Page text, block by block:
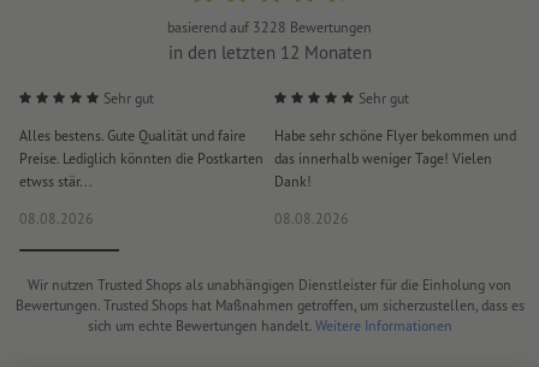
basierend auf 3228 Bewertungen
in den letzten 12 Monaten
Sehr gut
Alles bestens. Gute Qualität und faire
Preise. Lediglich könnten die Postkarten
etwss stär...
08.08.2026
Sehr gut
Habe sehr schöne Flyer bekommen und
das innerhalb weniger Tage! Vielen
Dank!
08.08.2026
Wir nutzen Trusted Shops als unabhängigen Dienstleister für die Einholung von
Bewertungen. Trusted Shops hat Maßnahmen getroffen, um sicherzustellen, dass es
sich um echte Bewertungen handelt. Weitere Informationen